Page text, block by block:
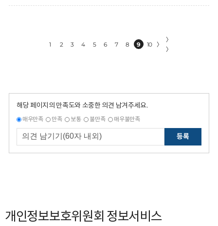
1 2 3 4 5 6 7 8 9 10 〉
〉
〉
해당 페이지의 만족도와 소중한 의견 남겨주세요.
매우만족 만족 보통 불만족 매우불만족
등록
개인정보보호위원회 정보서비스